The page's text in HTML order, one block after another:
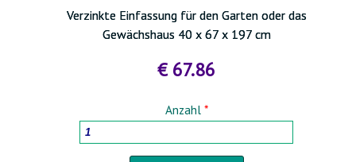
Verzinkte Einfassung für den Garten oder das
Gewächshaus 40 x 67 x 197 cm
€ 67.86
Anzahl *